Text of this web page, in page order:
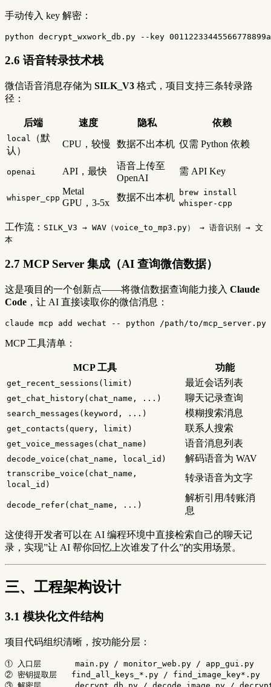
手动传入 key 解密：
python decrypt_wxwork_db.py --key
2.6 语音转录技术栈
微信语音消息存储为 SILK_V3 格式，项目支持三条转录路
径：
后端 速度 隐私 依赖
local
（默
认）
CPU，较慢 数据不出本机 仅需 Python 依赖
openai API，最快
语音上传至
OpenAI
需 API Key
whisper_cpp
Metal
GPU，3-5x
数据不出本机 brew install
whisper-cpp
工作流： SILK_V3 → WAV（voice_to_mp3.py） → 语音识别 → 文
本
2.7 MCP Server 集成（AI 查询微信数据）
这是项目的一个创新点——将微信数据查询能力接入 Claude
Code ，让 AI 直接读取你的微信消息：
claude mcp add wechat --
MCP 工具清单：
MCP 工具 功能
get_recent_sessions(limit) 最近会话列表
get_chat_history(chat_name, ...) 聊天记录查询
search_messages(keyword, ...) 模糊搜索消息
get_contacts(query, limit) 联系人搜索
get_voice_messages(chat_name) 语音消息列表
decode_voice(chat_name, local_id) 解码语音为 WAV
transcribe_voice(chat_name,
local_id)
转录语音为文字
decode_refer(chat_name, ...)
解析引用/转账消
息
这使得开发者可以在 AI 编程环境中直接检索自己的聊天记
录，实现”让 AI 帮你回忆上次谁发了什么”的实用场景。
三、工程架构设计
3.1 模块化文件结构
项目代码组织清晰，按功能分层：
① 入口层       main.py / monitor_web.py / app_gui.py
② 密钥提取层   find_all_keys_*.py / find_image_key*.py
③ 解密层       decrypt_db.py / decode_image.py /